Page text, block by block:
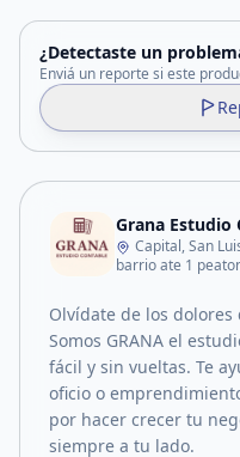
¿Detectaste un
Enviá un reporte si este
Grana Estudio
Capital, San
Olvídate de los dolores
Somos GRANA el
fácil y sin vueltas. Te
oficio o
por hacer crecer tu
siempre a tu lado.